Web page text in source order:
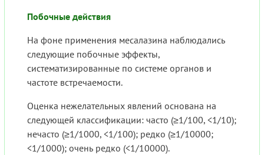
Побочные действия
На фоне применения месалазина наблюдались
следующие побочные эффекты,
систематизированные по системе органов и
частоте встречаемости.
Оценка нежелательных явлений основана на
следующей классификации: часто (≥1/100, <1/10);
нечасто (≥1/1000, <1/100); редко (≥1/10000;
<1/1000); очень редко (<1/10000).